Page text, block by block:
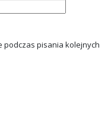
podczas pisania kolejnych